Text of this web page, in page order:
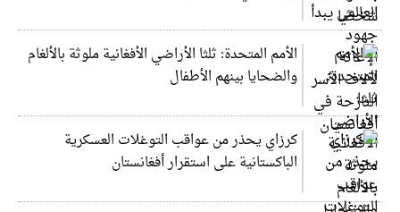
الأمم المتحدة: ثلثا الأراضي الأفغانية ملوثة بالألغام
والضحايا بينهم الأطفال
كرزاي يحذر من عواقب التوغلات العسكرية
الباكستانية على استقرار أفغانستان